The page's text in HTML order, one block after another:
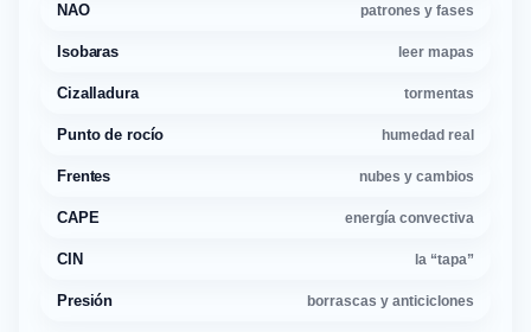
NAO patrones y fases
Isobaras leer mapas
Cizalladura tormentas
Punto de rocío humedad real
Frentes nubes y cambios
CAPE energía convectiva
CIN la “tapa”
Presión borrascas y anticiclones